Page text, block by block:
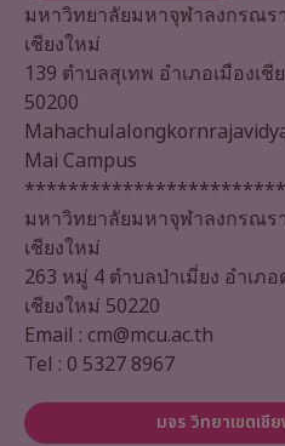
มหาวิทยาลัยมหาจุฬาลงกรณร
เชียงใหม่
139 ตำบลสุเทพ อำเภอเมืองเ
50200
Mai Campus
มหาวิทยาลัยมหาจุฬาลงกรณร
เชียงใหม่
263 หมู่ 4 ตำบลป่าเมี่ยง อำเภ
เชียงใหม่ 50220
Email : cm@mcu.ac.th
Tel : 0 5327 8967
มจร วิทยาเขตเชี